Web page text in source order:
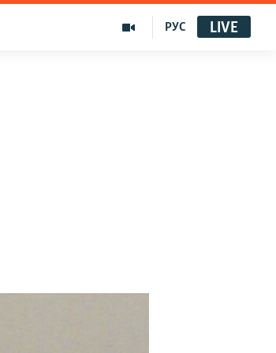
РУС LIVE